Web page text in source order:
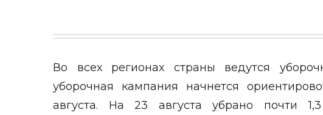
Во всех регионах страны ведутся
уборочная кампания начнется
августа. На 23 августа убрано почти